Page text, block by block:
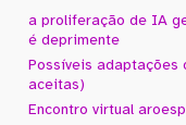
a proliferação de IA
é deprimente
Possíveis adaptações
aceitas)
Encontro virtual